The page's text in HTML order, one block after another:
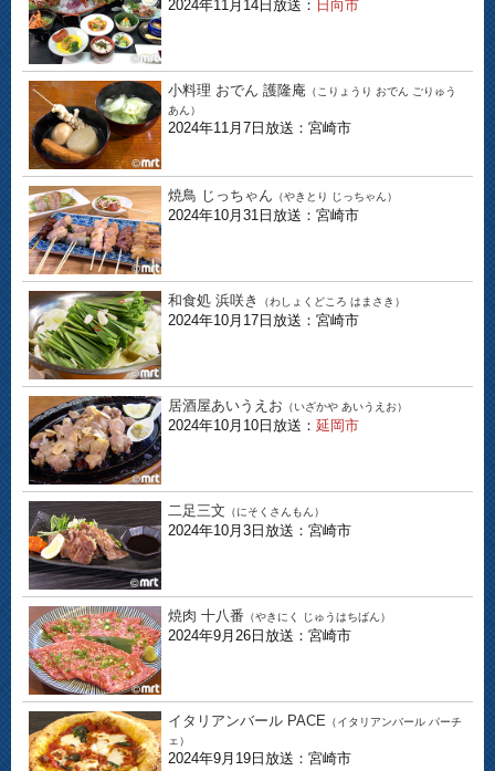
2024年11月14日放送： 日向市
小料理 おでん 護隆庵 （こりょうり おでん ごりゅう
あん）
2024年11月7日放送：宮崎市
焼鳥 じっちゃん （やきとり じっちゃん）
2024年10月31日放送：宮崎市
和食処 浜咲き （わしょくどころ はまさき）
2024年10月17日放送：宮崎市
居酒屋あいうえお （いざかや あいうえお）
2024年10月10日放送： 延岡市
二足三文 （にそくさんもん）
2024年10月3日放送：宮崎市
焼肉 十八番 （やきにく じゅうはちばん）
2024年9月26日放送：宮崎市
イタリアンバール PACE （イタリアンバール パーチ
ェ）
2024年9月19日放送：宮崎市